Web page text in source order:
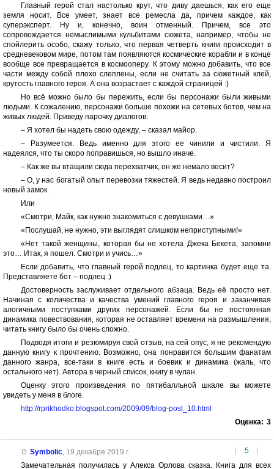
Главный герой стал настолько крут, что диву даешься, как его еще
земля носит. Все умеет, знает все ремесла да, причем каждое, как
суперэксперт. Ну и, конечно, воин отменный. Причем, все это
сопровождается немыслимыми кульбитами сюжета, например, чтобы не
спойлерить особо, скажу только, что первая четверть книги происходит в
средневековом мире, потом там появляются космические корабли и в конце
вообще все превращается в космооперу. К этому можно добавить, что все
части между собой плохо слеплены, если не считать за сюжетный клей,
крутость главного героя. А она возрастает с каждой страницей :)
Но всё можно было бы пережить, если бы персонажи были живыми
людьми. К сожалению, персонажи больше похожи на сетевых ботов, чем на
живых людей. Приведу парочку диалогов:
– Я хотел бы надеть свою одежду, – сказал майор.
– Разумеется. Ведь именно для этого ее чинили и чистили. Я
надеялся, что ты скоро поправишься, но вышло иначе.
– Как же вы втащили сюда перехватчик, он же немало весит?
– О, у нас богатый опыт перевозки тяжестей. Я ведь недавно построил
новый замок.
Или
«Смотри, Майк, как нужно знакомиться с девушками…»
«Послушай, не нужно, эти выглядят слишком неприступными!»
«Нет такой женщины, которая бы не хотела Джека Бекета, запомни
это… Итак, я пошел. Смотри и учись…»
Если добавить, что главный герой подлец, то картинка будет еще та.
Представляете бот – подлец :)
Достоверность заслуживает отдельного абзаца. Ведь её просто нет.
Начиная с количества и качества умений главного героя и заканчивая
алогичными поступками других персонажей. Если бы не постоянная
динамика повествования, которая не оставляет времени на размышления,
читать книгу было бы очень сложно.
Подводя итоги и резюмируя свой отзыв, на сей опус, я не рекомендую
данную книгу к прочтению. Возможно, она понравится большим фанатам
данного жанра, все-таки в книге есть и боевик и динамика (жаль, что
остального нет). Автора в черный список, книгу в чулан.
Оценку этого произведения по пятибалльной шкале вы можете
увидеть у меня в блоге.
http://rprikhodko.blogspot.com/2009/09/blog-post_10.html
Оценка: 3
[ 5 ]
Symbolic, 19 декабря 2019 г.
Замечательная получилась у Алекса Орлова сказка. Книга для всех